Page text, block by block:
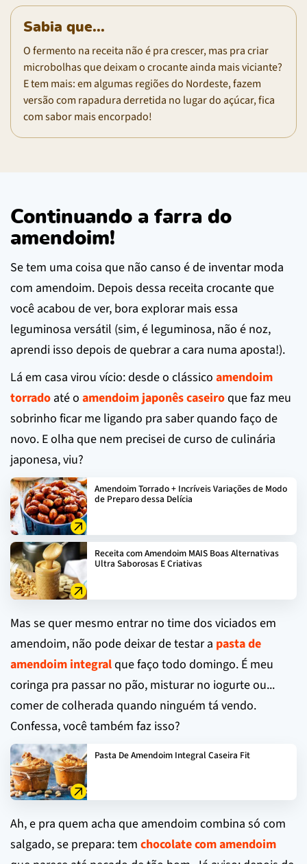
Sabia que...
O fermento na receita não é pra crescer, mas pra criar
microbolhas que deixam o crocante ainda mais viciante?
E tem mais: em algumas regiões do Nordeste, fazem
versão com rapadura derretida no lugar do açúcar, fica
com sabor mais encorpado!
Continuando a farra do
amendoim!
Se tem uma coisa que não canso é de inventar moda
com amendoim. Depois dessa receita crocante que
você acabou de ver, bora explorar mais essa
leguminosa versátil (sim, é leguminosa, não é noz,
aprendi isso depois de quebrar a cara numa aposta!).
Lá em casa virou vício: desde o clássico amendoim
torrado até o amendoim japonês caseiroque faz meu
sobrinho ficar me ligando pra saber quando faço de
novo. E olha que nem precisei de curso de culinária
japonesa, viu?
Amendoim Torrado + Incríveis Variações de Modo
de Preparo dessa Delícia
Receita com Amendoim MAIS Boas Alternativas
Ultra Saborosas E Criativas
Mas se quer mesmo entrar no time dos viciados em
amendoim, não pode deixar de testar a pasta de
amendoim integralque faço todo domingo. É meu
coringa pra passar no pão, misturar no iogurte ou...
comer de colherada quando ninguém tá vendo.
Confessa, você também faz isso?
Pasta De Amendoim Integral Caseira Fit
Ah, e pra quem acha que amendoim combina só com
salgado, se prepara: tem chocolate com amendoim